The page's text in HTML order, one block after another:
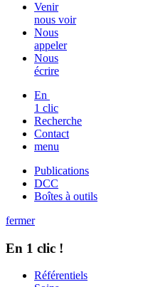
Venir
nous voir
Nous
appeler
Nous
écrire
En
1 clic
Recherche
Contact
menu
Publications
DCC
Boîtes à outils
fermer
En 1 clic !
Référentiels